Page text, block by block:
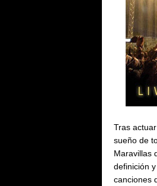
Tras
sueño de
Maravillas
definición
canciones